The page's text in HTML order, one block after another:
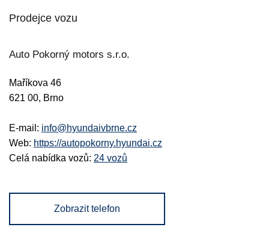
Prodejce vozu
Auto Pokorný motors s.r.o.
Maříkova 46
621 00, Brno
E-mail: info@hyundaivbrne.cz
Web: https://autopokorny.hyundai.cz
Celá nabídka vozů: 24 vozů
Zobrazit telefon